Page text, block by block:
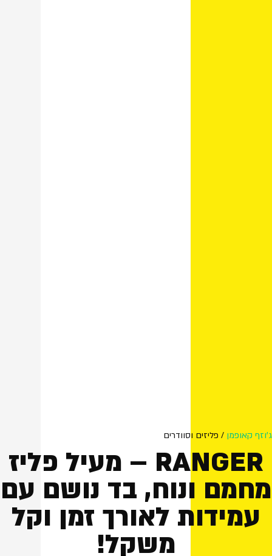
ג'וזף קאופמן / פליזים וסוודרים
RANGER – מעיל פליז
מחמם ונוח, בד נושם עם
עמידות לאורך זמן וקל
משקל!